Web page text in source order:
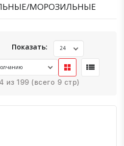
МОРОЗИЛЬНЫЕ
Показать:
из 199 (всего 9 стр)